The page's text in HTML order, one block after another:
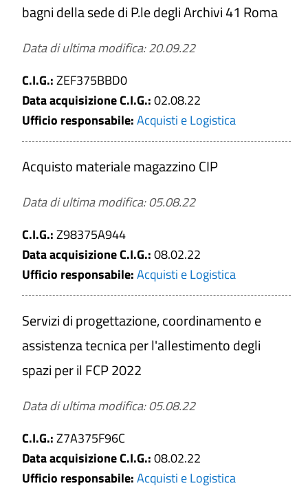
a
Gara deserta
CERCA
PULISCI
bagni della sede di P.le degli Archivi 41 Roma
Data di ultima modifica: 20.09.22
C.I.G.:ZEF375BBD0
Data acquisizione C.I.G.:02.08.22
Ufficio responsabile:Acquisti e Logistica
Acquisto materiale magazzino CIP
Data di ultima modifica: 05.08.22
C.I.G.:Z98375A944
Data acquisizione C.I.G.:08.02.22
Ufficio responsabile:Acquisti e Logistica
Servizi di progettazione, coordinamento e
assistenza tecnica per l'allestimento degli
spazi per il FCP 2022
Data di ultima modifica: 05.08.22
C.I.G.:Z7A375F96C
Data acquisizione C.I.G.:08.02.22
Ufficio responsabile:Acquisti e Logistica